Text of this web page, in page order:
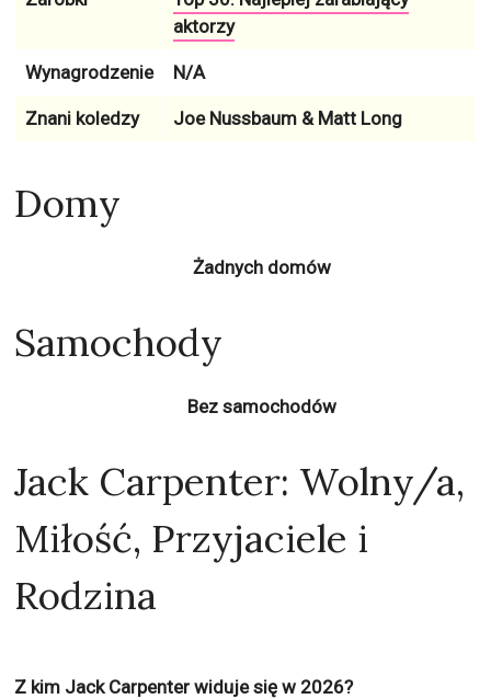
aktorzy
Wynagrodzenie N/A
Znani koledzy Joe Nussbaum & Matt Long
Domy
Żadnych domów
Samochody
Bez samochodów
Jack Carpenter: Wolny/a,
Miłość, Przyjaciele i
Rodzina
Z kim Jack Carpenter widuje się w 2026?